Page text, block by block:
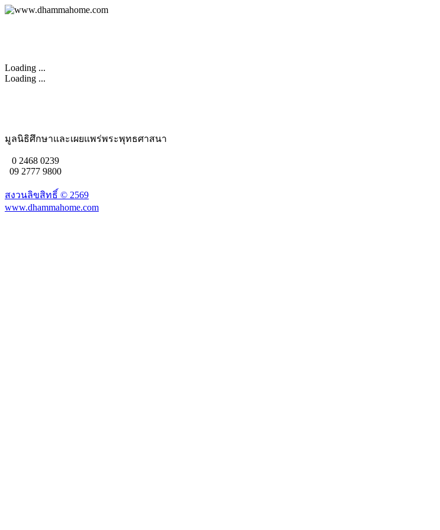
Loading ...
Loading ...
มูลนิธิศึกษาและเผยแพร่พระพุทธศาสนา
0 2468 0239
09 2777 9800
สงวนลิขสิทธิ์ © 2569
www.dhammahome.com